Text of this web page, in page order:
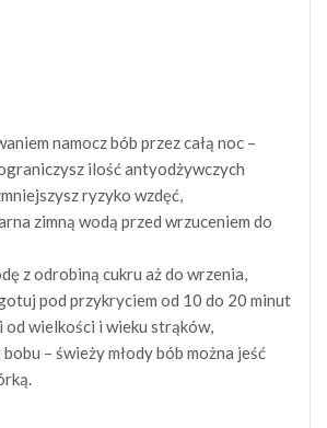
namocz bób przez całą noc –
ilość antyodżywczych
ryzyko wzdęć,
zimną wodą przed wrzuceniem do
z odrobiną cukru aż do wrzenia,
pod przykryciem od 10 do 20 minut
od wielkości i wieku strąków,
– świeży młody bób można jeść